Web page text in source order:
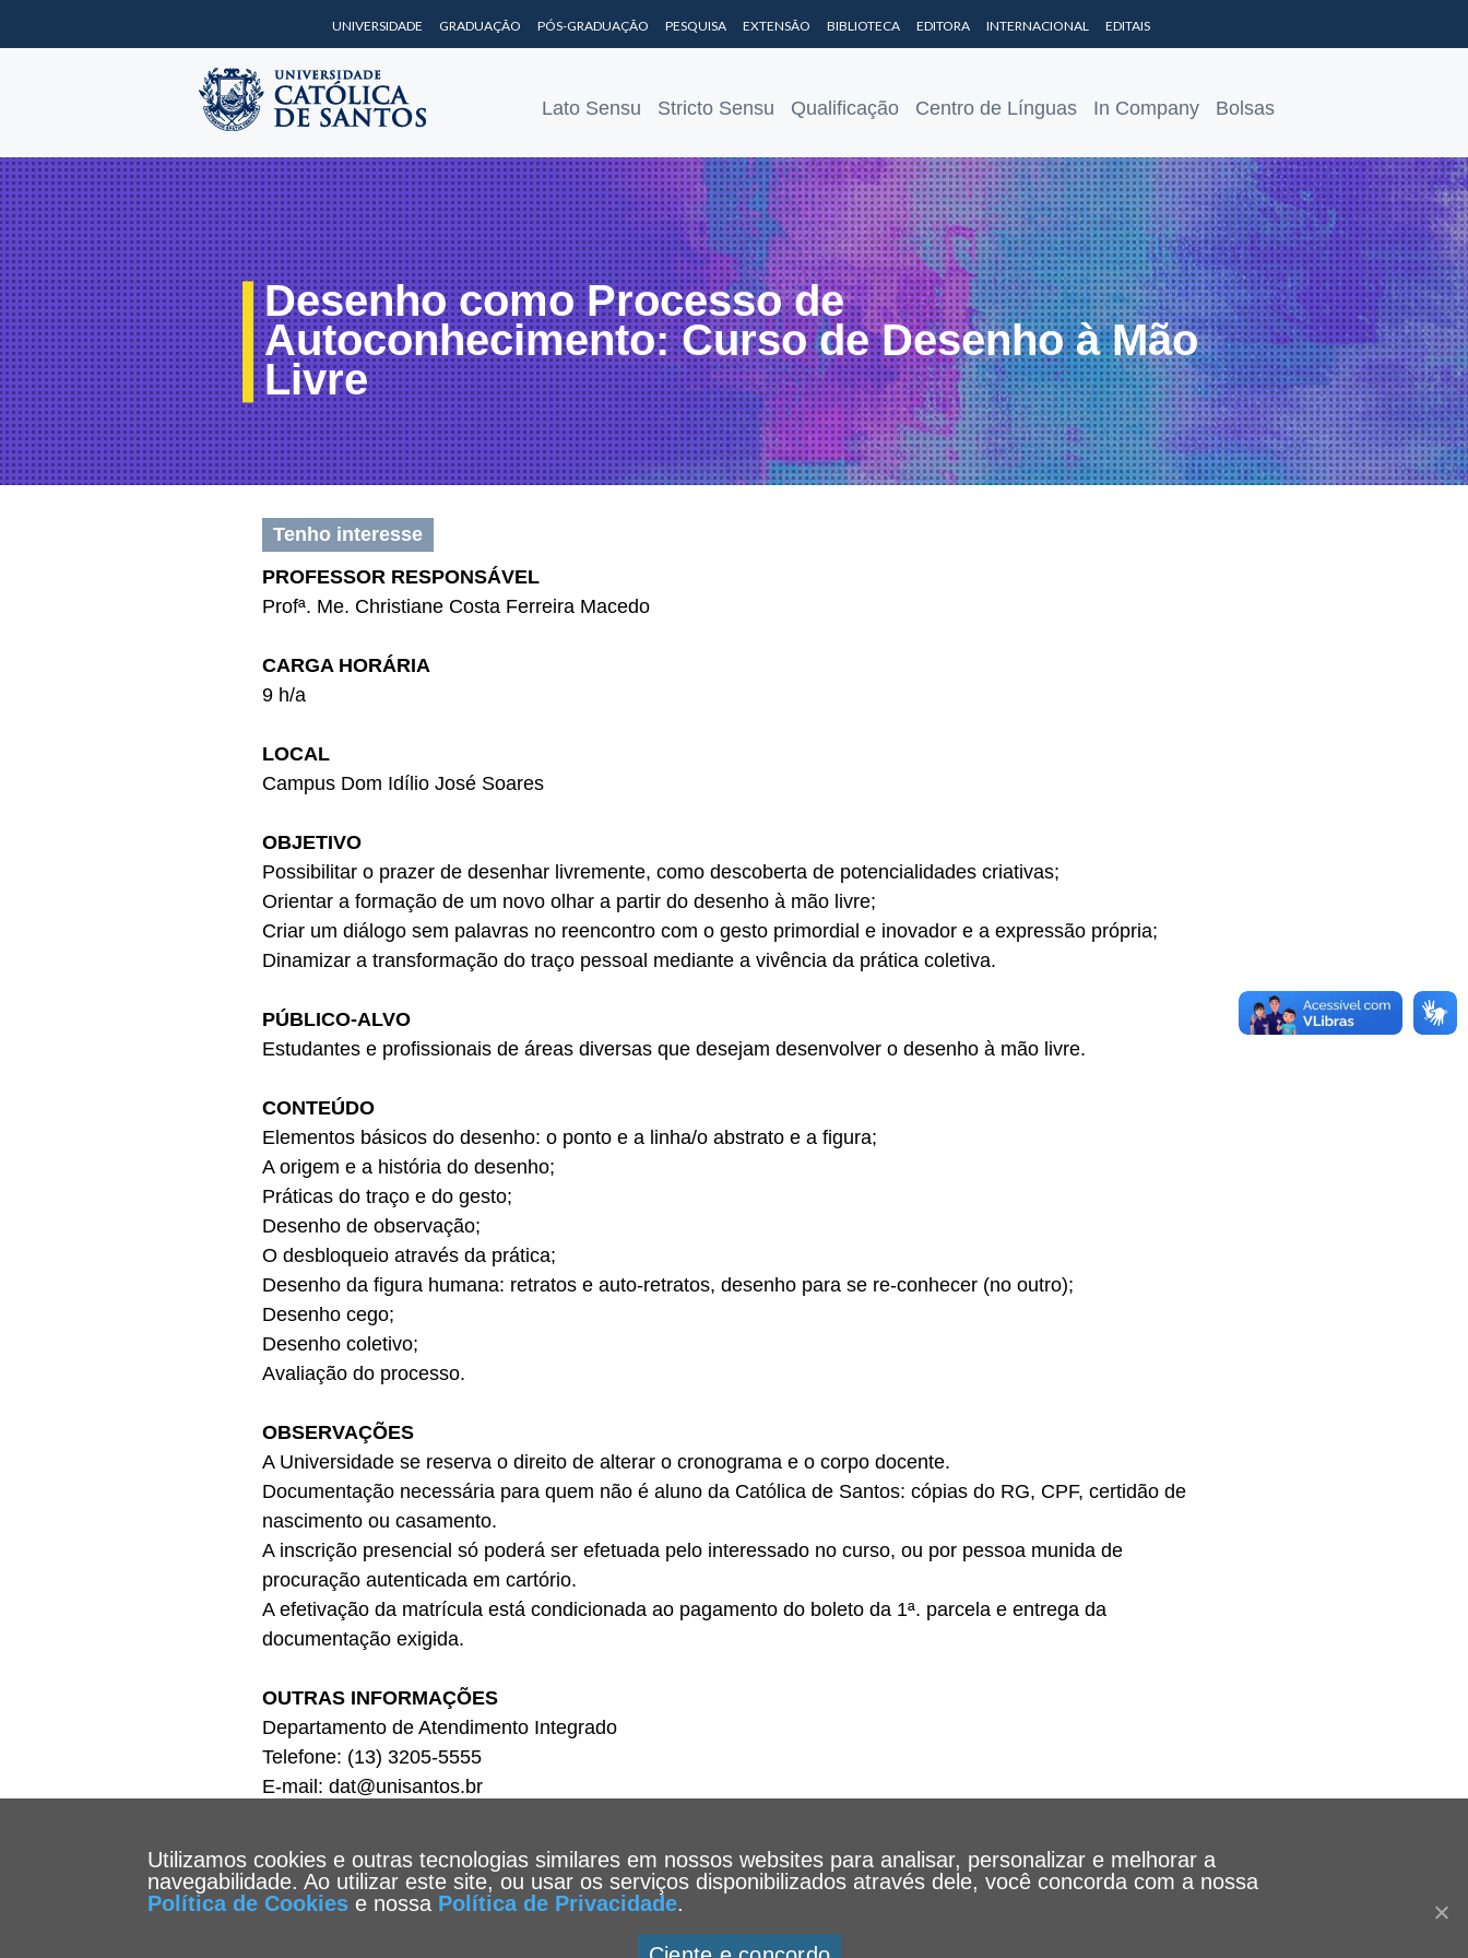
UNIVERSIDADE GRADUAÇÃO PÓS-GRADUAÇÃO PESQUISA EXTENSÃO BIBLIOTECA EDITORA INTERNACIONAL EDITAIS
Lato Sensu Stricto Sensu Qualificação Centro de Línguas In Company Bolsas
Desenho como Processo de
Autoconhecimento: Curso de Desenho à Mão
Livre
Tenho interesse
PROFESSOR RESPONSÁVEL
Profª. Me. Christiane Costa Ferreira Macedo
CARGA HORÁRIA
9 h/a
LOCAL
Campus Dom Idílio José Soares
OBJETIVO
Possibilitar o prazer de desenhar livremente, como descoberta de potencialidades criativas;
Orientar a formação de um novo olhar a partir do desenho à mão livre;
Criar um diálogo sem palavras no reencontro com o gesto primordial e inovador e a expressão própria;
Dinamizar a transformação do traço pessoal mediante a vivência da prática coletiva.
PÚBLICO-ALVO
Estudantes e profissionais de áreas diversas que desejam desenvolver o desenho à mão livre.
CONTEÚDO
Elementos básicos do desenho: o ponto e a linha/o abstrato e a figura;
A origem e a história do desenho;
Práticas do traço e do gesto;
Desenho de observação;
O desbloqueio através da prática;
Desenho da figura humana: retratos e auto-retratos, desenho para se re-conhecer (no outro);
Desenho cego;
Desenho coletivo;
Avaliação do processo.
OBSERVAÇÕES
A Universidade se reserva o direito de alterar o cronograma e o corpo docente.
Documentação necessária para quem não é aluno da Católica de Santos: cópias do RG, CPF, certidão de
nascimento ou casamento.
A inscrição presencial só poderá ser efetuada pelo interessado no curso, ou por pessoa munida de
procuração autenticada em cartório.
A efetivação da matrícula está condicionada ao pagamento do boleto da 1ª. parcela e entrega da
documentação exigida.
OUTRAS INFORMAÇÕES
Departamento de Atendimento Integrado
Telefone: (13) 3205-5555
E-mail: dat@unisantos.br
Utilizamos cookies e outras tecnologias similares em nossos websites para analisar, personalizar e melhorar a
navegabilidade. Ao utilizar este site, ou usar os serviços disponibilizados através dele, você concorda com a nossa
Política de Cookiese nossa Política de Privacidade.